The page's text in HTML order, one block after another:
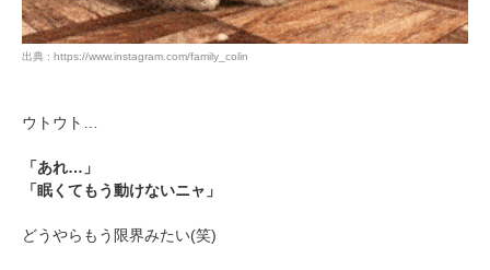
出典 : https://www.instagram.com/family_colin
ウトウト…
「あれ…」
「眠くてもう動けないニャ」
どうやらもう限界みたい(笑)